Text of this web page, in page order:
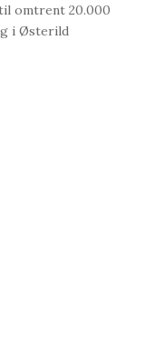
omtrent 20.000
i Østerild